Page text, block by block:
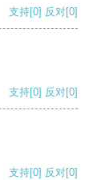
支持[0] 反对[0]
支持[0] 反对[0]
支持[0] 反对[0]